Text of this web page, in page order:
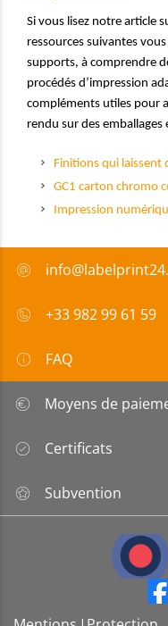
Si vous lisez notre article
ressources suivantes
supports, à comprendre
procédés d’impression
compléments utiles pour
rendu sur des
Finitions qui laissent
GC1 carton chromo
Impression
+33 982 99 61 59
FAQ
Moyens de
Certificats
Subvention